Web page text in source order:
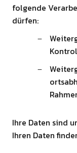
folgende
dürfen:
Ihre Daten sind
Ihren Daten